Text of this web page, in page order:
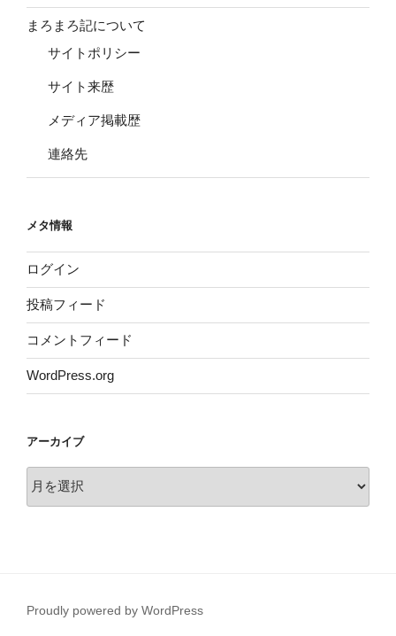
まろまろ記について
サイトポリシー
サイト来歴
メディア掲載歴
連絡先
メタ情報
ログイン
投稿フィード
コメントフィード
WordPress.org
アーカイブ
ー
Proudly powered by WordPress